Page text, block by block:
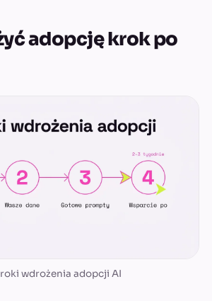
adopcję krok po
wdrożenia adopcji AI